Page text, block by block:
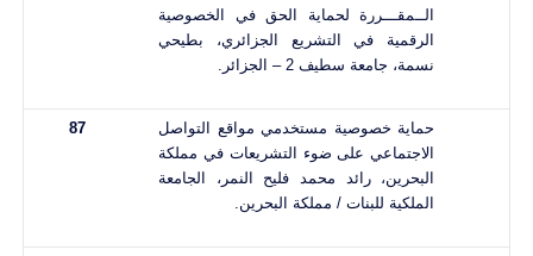
الــمقـــررة لحماية الحق في الخصوصية
الرقمية في التشريع الجزائري، بطيحي
نسمة، جامعة سطيف 2 – الجزائر.
حماية خصوصية مستخدمي مواقع التواصل
الاجتماعي على ضوء التشريعات في مملكة
البحرين، رائد محمد فليح النمر، الجامعة
الملكية للبنات / مملكة البحرين.
87